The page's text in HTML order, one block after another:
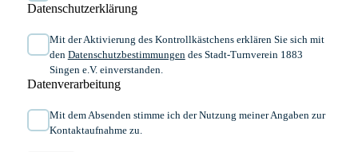
Datenschutzerklärung
Mit der Aktivierung des Kontrollkästchens erklären Sie sich mit
den Datenschutzbestimmungen des Stadt-Turnverein 1883
Singen e.V. einverstanden.
Datenverarbeitung
Mit dem Absenden stimme ich der Nutzung meiner Angaben zur
Kontaktaufnahme zu.